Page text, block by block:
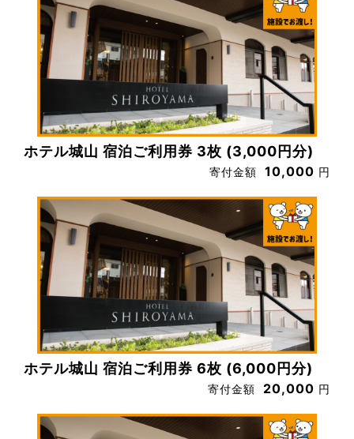
ホテル城山 宿泊ご利用券 3枚 (3,000円分)
寄付金額 10,000 円
ホテル城山 宿泊ご利用券 6枚 (6,000円分)
寄付金額 20,000 円